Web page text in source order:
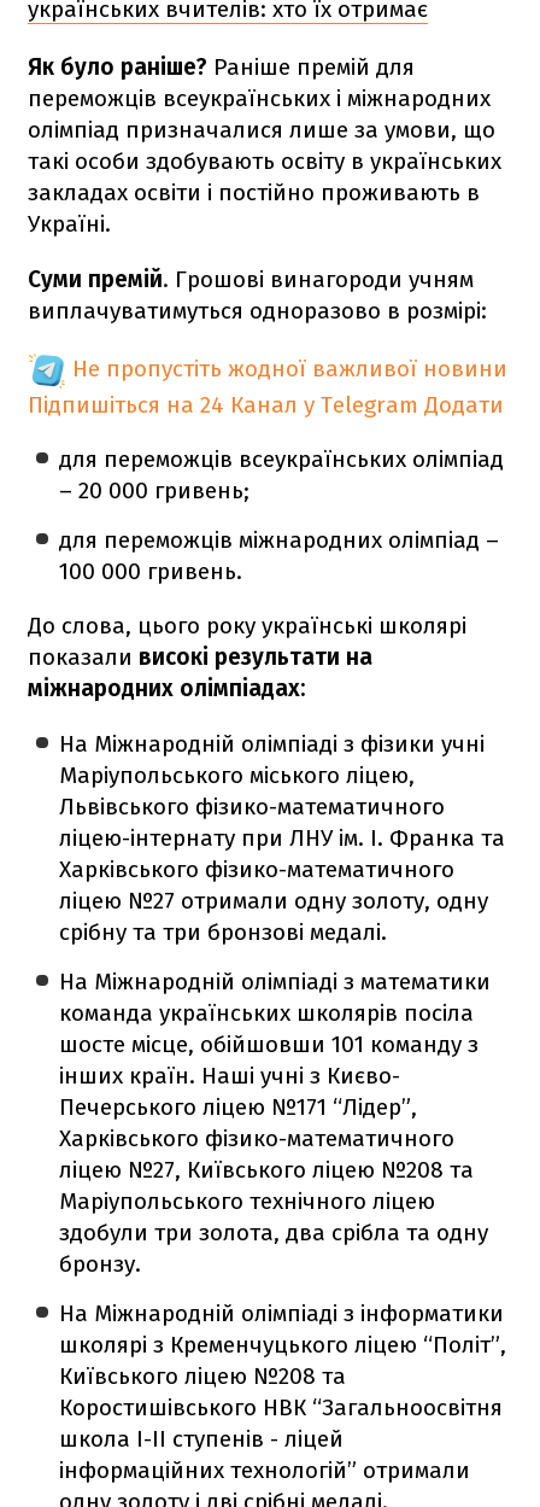
українських вчителів: хто їх отримає
Як було раніше? Раніше премій для
переможців всеукраїнських і міжнародних
олімпіад призначалися лише за умови, що
такі особи здобувають освіту в українських
закладах освіти і постійно проживають в
Україні.
Суми премій. Грошові винагороди учням
виплачуватимуться одноразово в розмірі:
Не пропустіть жодної важливої новини
Підпишіться на 24 Канал у Telegram Додати
для переможців всеукраїнських олімпіад
– 20 000 гривень;
для переможців міжнародних олімпіад –
100 000 гривень.
До слова, цього року українські школярі
показали високі результати на
міжнародних олімпіадах:
На Міжнародній олімпіаді з фізики учні
Маріупольського міського ліцею,
Львівського фізико-математичного
ліцею-інтернату при ЛНУ ім. І. Франка та
Харківського фізико-математичного
ліцею №27 отримали одну золоту, одну
срібну та три бронзові медалі.
На Міжнародній олімпіаді з математики
команда українських школярів посіла
шосте місце, обійшовши 101 команду з
інших країн. Наші учні з Києво-
Печерського ліцею №171 “Лідер”,
Харківського фізико-математичного
ліцею №27, Київського ліцею №208 та
Маріупольського технічного ліцею
здобули три золота, два срібла та одну
бронзу.
На Міжнародній олімпіаді з інформатики
школярі з Кременчуцького ліцею “Політ”,
Київського ліцею №208 та
Коростишівського НВК “Загальноосвітня
школа І-ІІ ступенів - ліцей
інформаційних технологій” отримали
одну золоту і дві срібні медалі.